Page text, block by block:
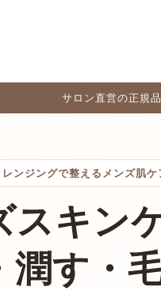
サロン直営の正規
ンジングで整えるメンズ肌ケ
スキン
潤す・